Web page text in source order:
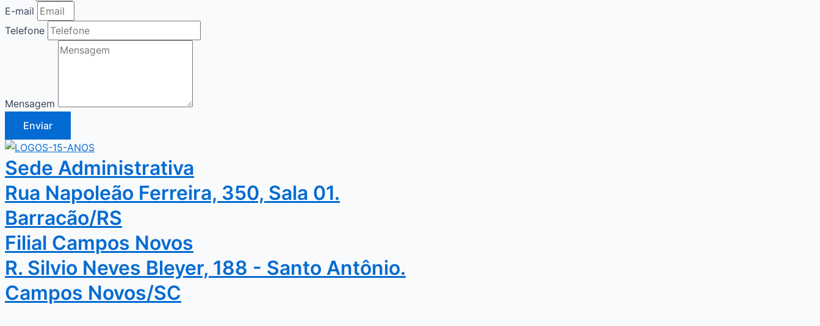
E-mail
Telefone
Mensagem
Enviar
Sede Administrativa
Rua Napoleão Ferreira, 350, Sala 01.
Barracão/RS
Filial Campos Novos
R. Silvio Neves Bleyer, 188 - Santo Antônio.
Campos Novos/SC